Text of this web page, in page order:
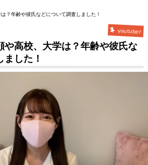
？年齢や彼氏などについて調査しました！
youtuber
や高校、大学は？年齢や彼氏な
した！